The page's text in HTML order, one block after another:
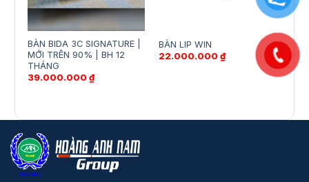
BÀN BIDA 3C SIGNATURE |
MỚI TRÊN 90% | BH 12
THÁNG
39.000.000 ₫
BÀN LIP WIN
22.000.000 ₫
CŨ